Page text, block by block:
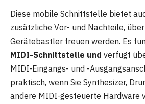
Diese mobile Schnittstelle bietet
zusätzliche Vor- und Nachteile,
Gerätebastler freuen werden. Es
MIDI-Schnittstelle und verfügt
MIDI-Eingangs- und -
praktisch, wenn Sie Synthesizer,
andere MIDI-gesteuerte Hardware